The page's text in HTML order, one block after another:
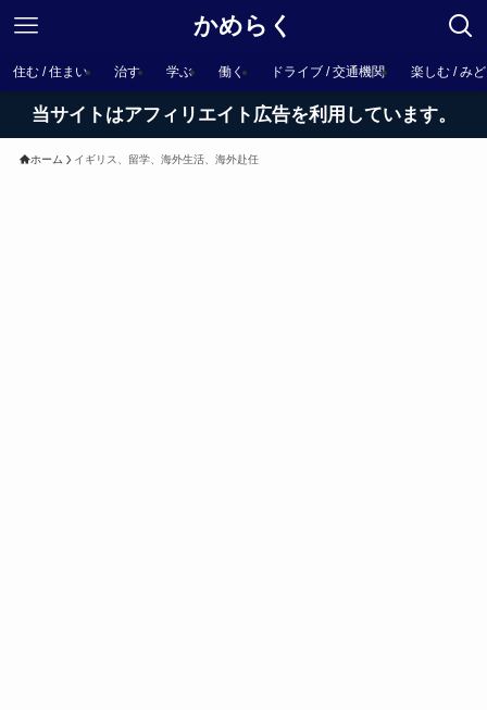
かめらく
住む / 住まい 治す 学ぶ 働く ドライブ / 交通機関 楽しむ / み
当サイトはアフィリエイト広告を利用しています。
ホーム イギリス、留学、海外生活、海外赴任